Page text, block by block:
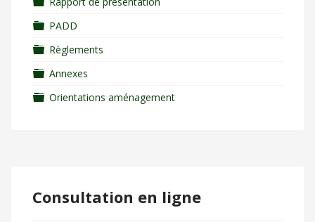
Folder
PADD
Folder
Règlements
Folder
Annexes
Folder
Orientations aménagement
Consultation en ligne